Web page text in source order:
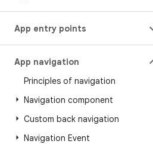
App entry points
App navigation
Principles of navigation
Navigation component
Custom back navigation
Navigation Event